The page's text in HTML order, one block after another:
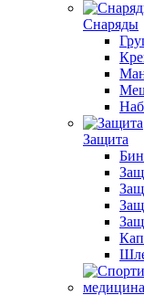
Снаряды
Защита